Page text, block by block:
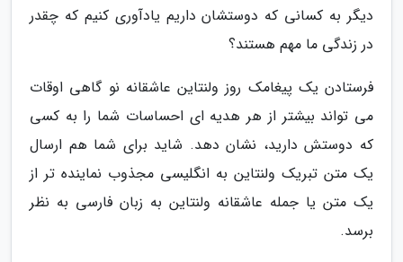
دیگر به کسانی که دوستشان داریم یادآوری کنیم که چقدر
در زندگی ما مهم هستند؟
فرستادن یک پیغامک روز ولنتاین عاشقانه نو گاهی اوقات
می تواند بیشتر از هر هدیه ای احساسات شما را به کسی
که دوستش دارید، نشان دهد. شاید برای شما هم ارسال
یک متن تبریک ولنتاین به انگلیسی مجذوب نماینده تر از
یک متن یا جمله عاشقانه ولنتاین به زبان فارسی به نظر
برسد.